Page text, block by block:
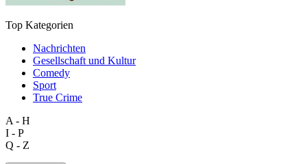
Top Kategorien
Nachrichten
Gesellschaft und Kultur
Comedy
Sport
True Crime
A - H
I - P
Q - Z